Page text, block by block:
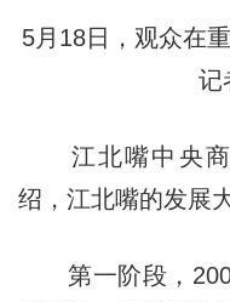
5月18日，观众在
记
江北嘴中央商
绍，江北嘴的发展
第一阶段，